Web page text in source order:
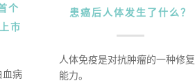
个
市
血病
患癌后人体发生了什么？
人体免疫是对抗肿瘤的一种修复
能力。